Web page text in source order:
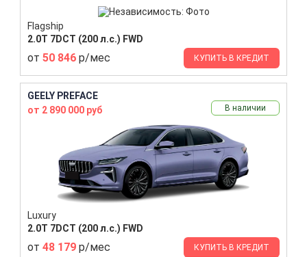
Flagship
2.0T 7DCT (200 л.с.) FWD
от 50 846 р/мес КУПИТЬ В КРЕДИТ
GEELY PREFACE
от 2 890 000 руб
В наличии
Luxury
2.0T 7DCT (200 л.с.) FWD
от 48 179 р/мес КУПИТЬ В КРЕДИТ